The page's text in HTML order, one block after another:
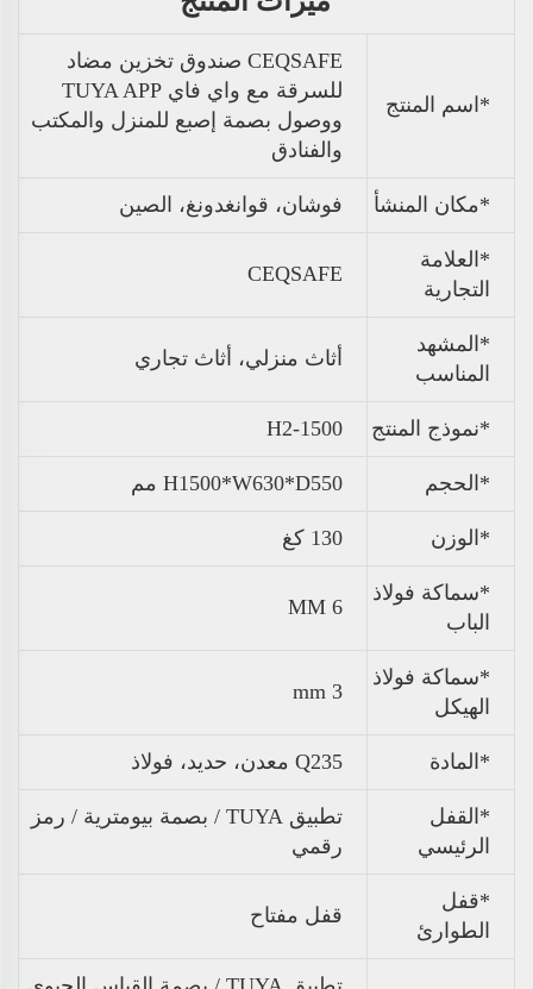
*اسم المنتج
CEQSAFE صندوق تخزين مضاد
للسرقة مع واي فاي TUYA APP
ووصول بصمة إصبع للمنزل والمكتب
والفنادق
*مكان المنشأ فوشان، قوانغدونغ، الصين
*العلامة
التجارية
CEQSAFE
*المشهد
المناسب
أثاث منزلي، أثاث تجاري
*نموذج المنتج H2-1500
*الحجم H1500*W630*D550 مم
* الوزن 130 كغ
*سماكة فولاذ
الباب
6 MM
*سماكة فولاذ
الهيكل
3 mm
*المادة Q235 معدن، حديد، فولاذ
*القفل
الرئيسي
تطبيق TUYA / بصمة بيومترية / رمز
رقمي
*قفل
الطوارئ
قفل مفتاح